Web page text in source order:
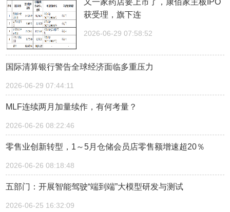
又一家药店要上市了，康佰家主板IPO
获受理，旗下连
2026-06-29 07:58:52
国际清算银行警告全球经济面临多重压力
2026-06-29 07:44:11
MLF连续两月加量续作，有何考量？
2026-06-26 08:22:46
零售业创新转型，1～5月仓储会员店零售额增速超20％
2026-06-26 08:18:48
五部门：开展智能驾驶“端到端”大模型研发与测试
2026-06-25 16:32:09